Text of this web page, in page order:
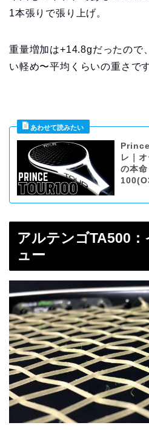
1本張りで張り上げ。
重量増加は+14.8gだったので
い軽め〜平均くらいの重さで
レ｜
の本
アルテンゴTA500
ュー